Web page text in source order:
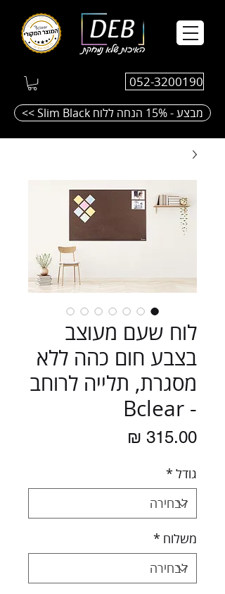
052-3200190
<< Slim Black מבצע - 15% הנחה ללוח
לוח שעם מעוצב
בצבע חום כהה ללא
מסגרת, תלייה לרוחב
- Bclear
גודל *
משלוח *